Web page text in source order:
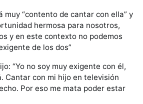
muy “contento de cantar con ella” y
hermosa para nosotros,
y en este contexto no podemos
de los dos”
“Yo no soy muy exigente con él,
Cantar con mi hijo en televisión
Por eso me mata poder estar